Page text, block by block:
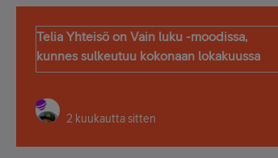
Telia Yhteisö on Vain luku -moodissa,
kunnes sulkeutuu kokonaan lokakuussa
2 kuukautta sitten